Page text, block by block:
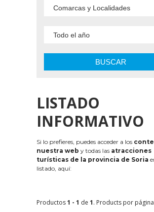
BUSCAR
LISTADO
INFORMATIVO
Si lo prefieres, puedes acceder a los
nuestra web y todas las atracciones
turísticas de la provincia de Soria
listado, aquí:
Productos1 - 1 de 1. Products por página